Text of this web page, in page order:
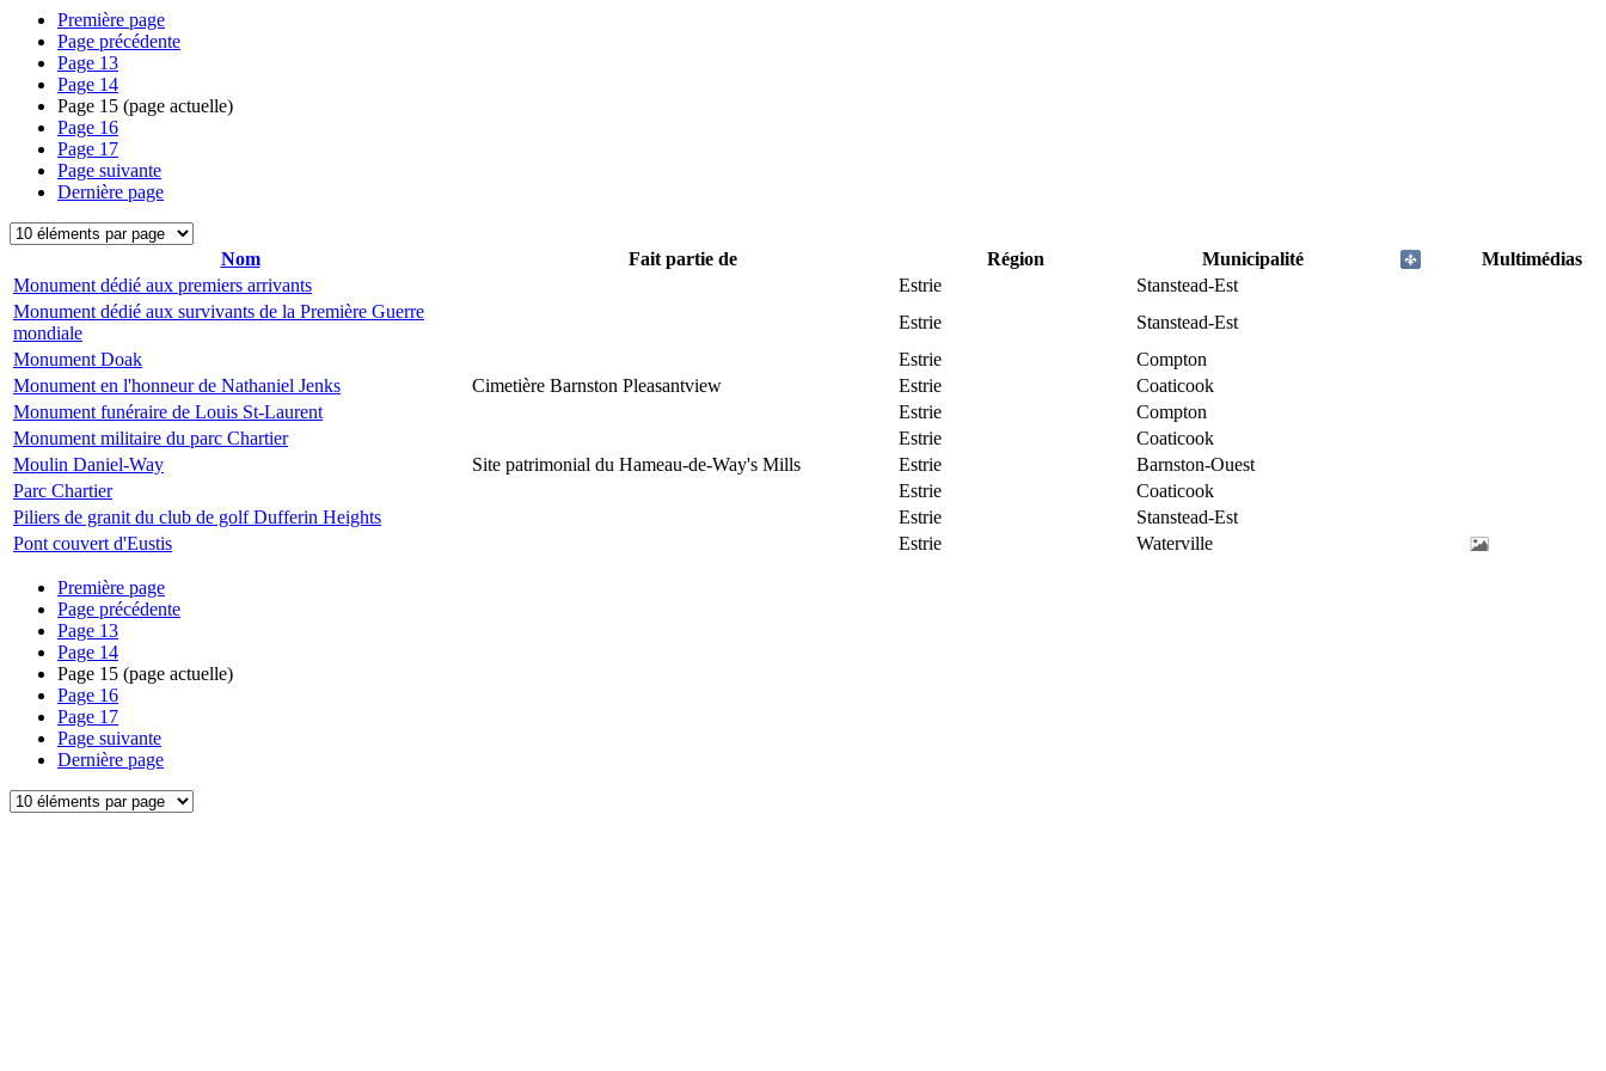
Première page
Page précédente
Page 13
Page 14
Page 15 (page actuelle)
Page 16
Page 17
Page suivante
Dernière page
Nom Fait partie de Région Municipalité
Multimédias
Monument dédié aux premiers arrivants
Estrie
Stanstead-Est
Monument dédié aux survivants de la Première Guerre
mondiale
Estrie
Stanstead-Est
Monument Doak
Estrie
Compton
Monument en l'honneur de Nathaniel Jenks
Cimetière Barnston Pleasantview Estrie
Coaticook
Monument funéraire de Louis St-Laurent
Estrie
Compton
Monument militaire du parc Chartier
Estrie
Coaticook
Moulin Daniel-Way
Site patrimonial du Hameau-de-Way's Mills Estrie
Barnston-Ouest
Parc Chartier
Estrie
Coaticook
Piliers de granit du club de golf Dufferin Heights
Estrie
Stanstead-Est
Pont couvert d'Eustis
Estrie Waterville
Première page
Page précédente
Page 13
Page 14
Page 15 (page actuelle)
Page 16
Page 17
Page suivante
Dernière page